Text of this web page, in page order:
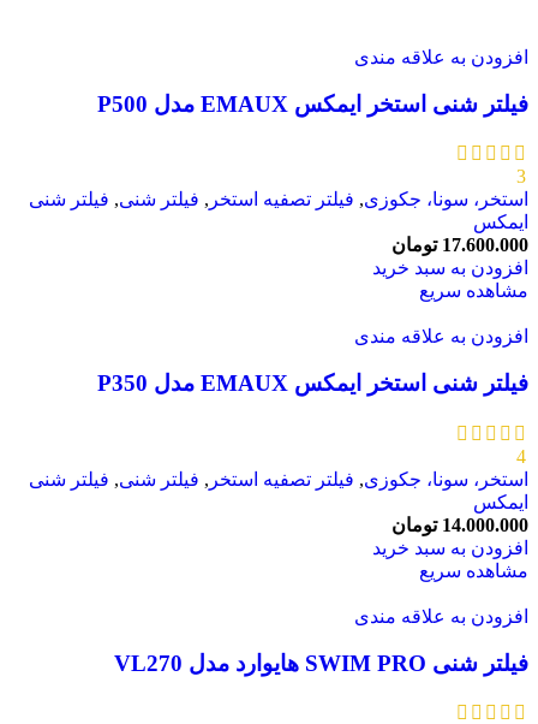
افزودن به علاقه مندی
فیلتر شنی استخر ایمکس EMAUX مدل P500
3
استخر، سونا، جکوزی, فیلتر تصفیه استخر , فیلتر شنی, فیلتر شنی
ایمکس
17.600.000 تومان
افزودن به سبد خرید
مشاهده سریع
افزودن به علاقه مندی
فیلتر شنی استخر ایمکس EMAUX مدل P350
4
استخر، سونا، جکوزی, فیلتر تصفیه استخر , فیلتر شنی, فیلتر شنی
ایمکس
14.000.000 تومان
افزودن به سبد خرید
مشاهده سریع
افزودن به علاقه مندی
فیلتر شنی SWIM PRO هایوارد مدل VL270